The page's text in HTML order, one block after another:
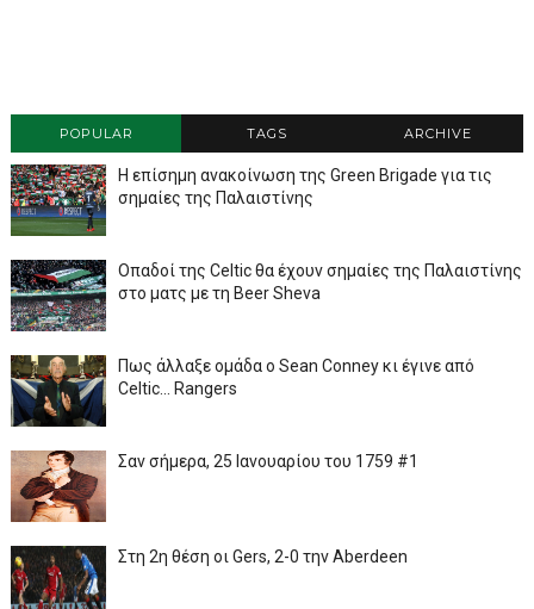
POPULAR TAGS ARCHIVE
Η επίσημη ανακοίνωση της Green Brigade για τις
σημαίες της Παλαιστίνης
Οπαδοί της Celtic θα έχουν σημαίες της Παλαιστίνης
στο ματς με τη Beer Sheva
Πως άλλαξε ομάδα ο Sean Conney κι έγινε από
Celtic... Rangers
Σαν σήμερα, 25 Ιανουαρίου του 1759 #1
Στη 2η θέση οι Gers, 2-0 την Aberdeen